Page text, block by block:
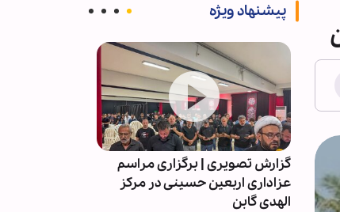
پیشنهاد ویژه
گزارش تصویری | برگزاری مراسم
عزاداری اربعین حسینی در مرکز
الهدی گابن